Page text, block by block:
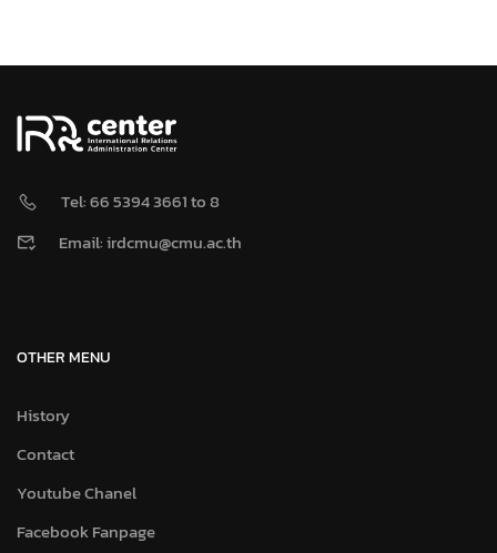
Tel: 66 5394 3661 to 8
Email: irdcmu@cmu.ac.th
OTHER MENU
History
Contact
Youtube Chanel
Facebook Fanpage